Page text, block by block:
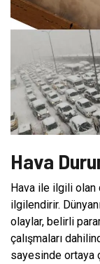
Hava
Hava ile ilgili olan
ilgilendirir.
olaylar, belirli
çalışmaları
sayesinde ortaya